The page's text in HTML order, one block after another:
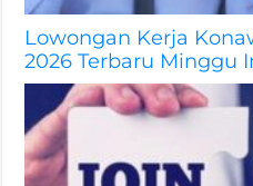
Lowongan Kerja
2026 Terbaru Minggu